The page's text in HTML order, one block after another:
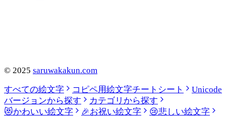
© 2025 saruwakakun.com
すべての絵文字
コピペ用絵文字チートシート
Unicode
バージョンから探す
カテゴリから探す
😻かわいい絵文字 🎉お祝い絵文字 😢悲しい絵文字